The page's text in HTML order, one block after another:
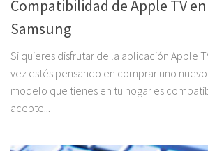
Compatibilidad de Apple TV
Samsung
Si quieres disfrutar de la aplicación Apple
vez estés pensando en comprar uno
modelo que tienes en tu hogar es
acepte...